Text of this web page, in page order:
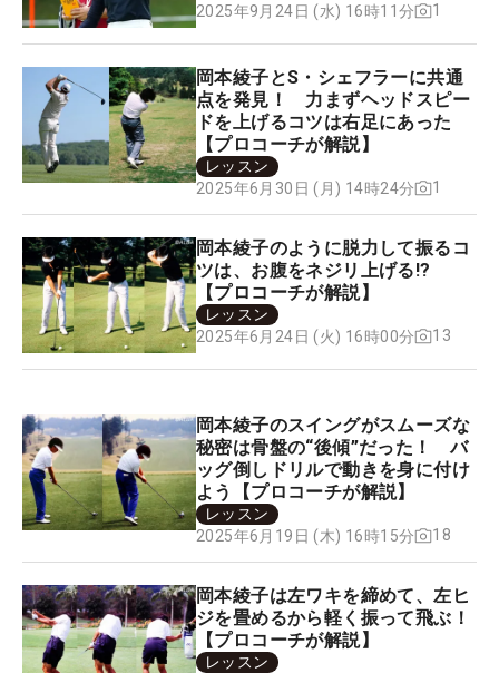
2025年9月24日 (水) 16時11分
1
岡本綾子とS・シェフラーに共通
点を発見！ 力まずヘッドスピー
ドを上げるコツは右足にあった
【プロコーチが解説】
レッスン
2025年6月30日 (月) 14時24分
1
岡本綾子のように脱力して振るコ
ツは、お腹をネジリ上げる!?
【プロコーチが解説】
レッスン
2025年6月24日 (火) 16時00分
13
岡本綾子のスイングがスムーズな
秘密は骨盤の“後傾”だった！ バ
ッグ倒しドリルで動きを身に付け
よう【プロコーチが解説】
レッスン
2025年6月19日 (木) 16時15分
18
岡本綾子は左ワキを締めて、左ヒ
ジを畳めるから軽く振って飛ぶ！
【プロコーチが解説】
レッスン